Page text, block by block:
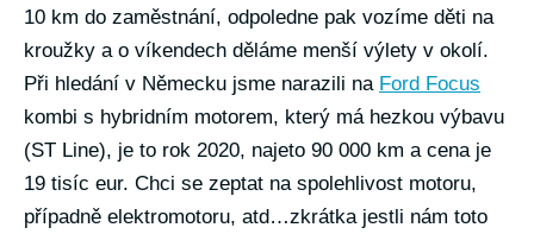
10 km do zaměstnání, odpoledne pak vozíme děti na
kroužky a o víkendech děláme menší výlety v okolí.
Při hledání v Německu jsme narazili na Ford Focus
kombi s hybridním motorem, který má hezkou výbavu
(ST Line), je to rok 2020, najeto 90 000 km a cena je
19 tisíc eur. Chci se zeptat na spolehlivost motoru,
případně elektromotoru, atd…zkrátka jestli nám toto